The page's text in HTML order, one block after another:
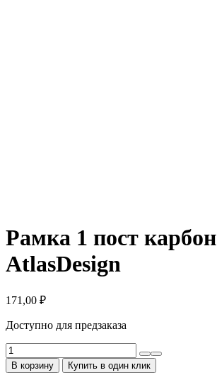
Рамка 1 пост карбон
AtlasDesign
171,00 ₽
Доступно для предзаказа
Количество
товара
Рамка
В корзину Купить в один клик